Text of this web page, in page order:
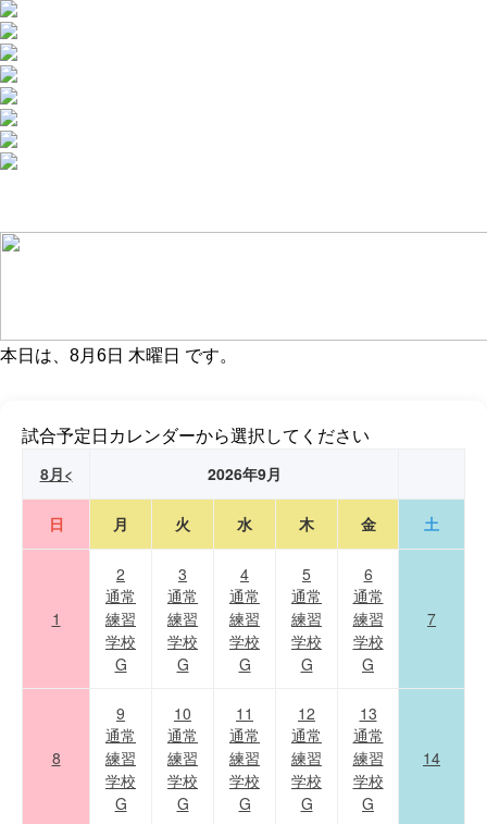
本日は、 8月6日 木曜日 です。
試合予定日カレンダーから選択してください
8月< 2026年9月
日 月 火 水 木 金 土
1
2
通常
練習
学校
G
3
通常
練習
学校
G
4
通常
練習
学校
G
5
通常
練習
学校
G
6
通常
練習
学校
G
7
8
9
通常
練習
学校
G
10
通常
練習
学校
G
11
通常
練習
学校
G
12
通常
練習
学校
G
13
通常
練習
学校
G
14